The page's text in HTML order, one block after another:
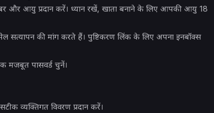
और आयु प्रदान करें। ध्यान रखें, खाता बनाने के लिए आपकी आयु 18
सत्यापन की मांग करते हैं। पुष्टिकरण लिंक के लिए अपना इनबॉक्स
मजबूत पासवर्ड चुनें।
व्यक्तिगत विवरण प्रदान करें।